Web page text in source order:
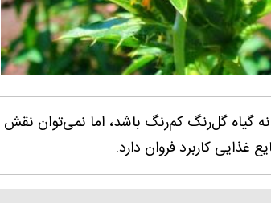
گیاه گل‌رنگ کم‌رنگ باشد، اما نمی‌توان نقش
غذایی کاربرد فروان دارد.